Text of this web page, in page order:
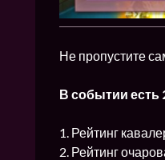
Не пропустите
В событии есть
1. Рейтинг
2. Рейтинг